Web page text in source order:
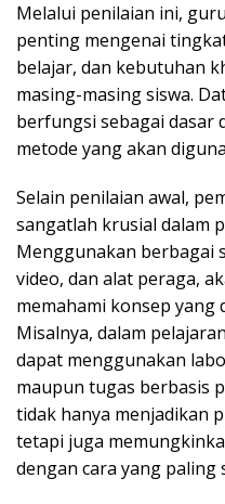
Melalui penilaian ini,
penting mengenai
belajar, dan kebutuhan
masing-masing siswa.
berfungsi sebagai dasar
metode yang akan
Selain penilaian awal,
sangatlah krusial dalam
Menggunakan berbagai
video, dan alat peraga,
memahami konsep yang
Misalnya, dalam
dapat menggunakan
maupun tugas berbasis
tidak hanya menjadikan
tetapi juga
dengan cara yang paling